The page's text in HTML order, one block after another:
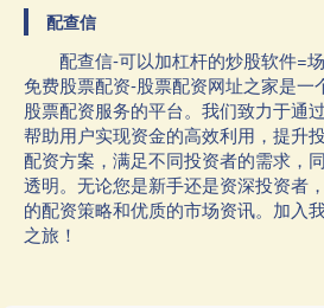
配查信
配查信-可以加杠杆的炒股软件=
免费股票配资-股票配资网址之家是一
股票配资服务的平台。我们致力于通
帮助用户实现资金的高效利用，提升
配资方案，满足不同投资者的需求，
透明。无论您是新手还是资深投资者
的配资策略和优质的市场资讯。加入
之旅！